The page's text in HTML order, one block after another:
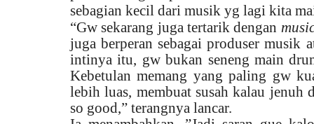
sebagian kecil dari musik yg lagi kita
“Gw sekarang juga tertarik dengan
juga berperan sebagai produser musik
intinya itu, gw bukan seneng main
Kebetulan memang yang paling gw
lebih luas, membuat susah kalau jenuh
so good,” terangnya lancar.